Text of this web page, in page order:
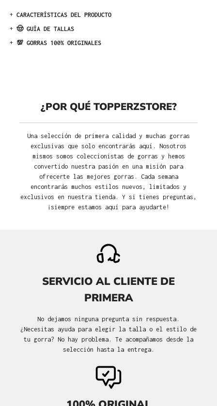
+ CARACTERÍSTICAS DEL PRODUCTO
+ 🤠 GUÍA DE TALLAS
+ 💯 GORRAS 100% ORIGINALES
¿POR QUÉ TOPPERZSTORE?
Una selección de primera calidad y muchas gorras
exclusivas que solo encontrarás aquí. Nosotros
mismos somos coleccionistas de gorras y hemos
convertido nuestra pasión en una misión para
ofrecerte las mejores gorras. Cada semana
encontrarás muchos estilos nuevos, limitados y
exclusivos en nuestra tienda. Y si tienes preguntas,
¡siempre estamos aquí para ayudarte!
SERVICIO AL CLIENTE DE
PRIMERA
No dejamos ninguna pregunta sin respuesta.
¿Necesitas ayuda para elegir la talla o el estilo de
tu gorra? No hay problema. Te acompañamos desde la
selección hasta la entrega.